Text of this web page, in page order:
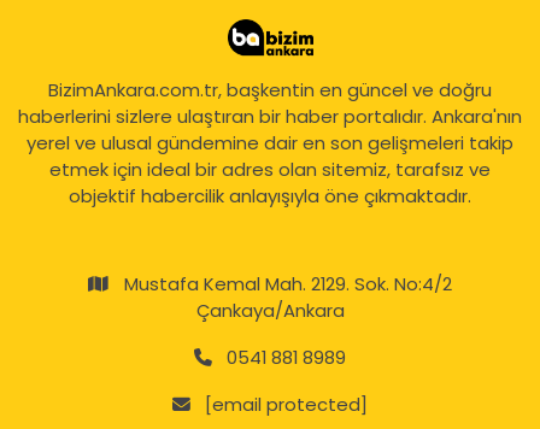
BizimAnkara.com.tr, başkentin en güncel ve doğru
haberlerini sizlere ulaştıran bir haber portalıdır. Ankara'nın
yerel ve ulusal gündemine dair en son gelişmeleri takip
etmek için ideal bir adres olan sitemiz, tarafsız ve
objektif habercilik anlayışıyla öne çıkmaktadır.
Mustafa Kemal Mah. 2129. Sok. No:4/2
Çankaya/Ankara
0541 881 8989
[email protected]